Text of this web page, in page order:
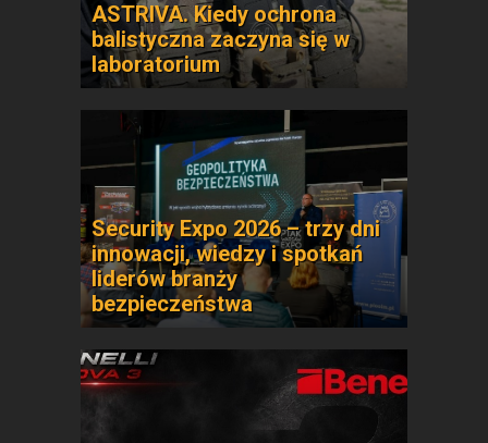
ASTRIVA. Kiedy ochrona
balistyczna zaczyna się w
laboratorium
Security Expo 2026 – trzy dni
innowacji, wiedzy i spotkań
liderów branży
bezpieczeństwa